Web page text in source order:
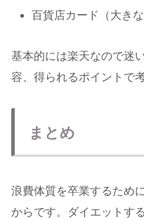
百貨店カード（大き
基本的には楽天なので迷
容、得られるポイントで
まとめ
浪費体質を卒業するため
からです。ダイエットす